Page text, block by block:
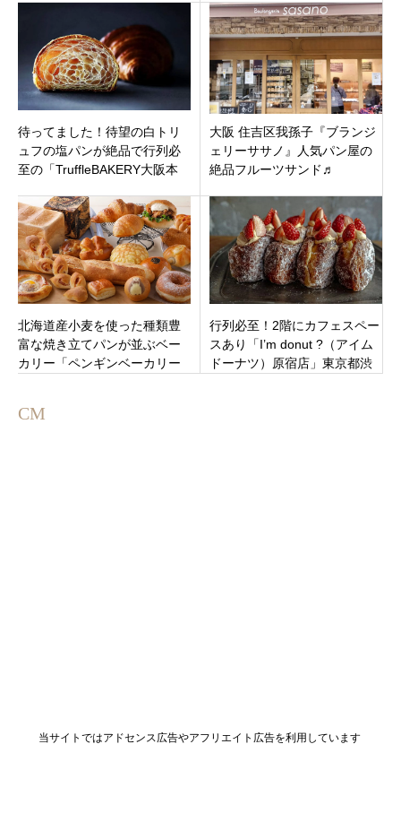
♬
待ってました！待望の白トリ
ュフの塩パンが絶品で行列必
至の「TruffleBAKERY大阪本
ン
大阪 住吉区我孫子『ブランジ
ェリーササノ』人気パン屋の
絶品フルーツサンド♬
北海道産小麦を使った種類豊
富な焼き立てパンが並ぶベー
カリー「ペンギンベーカリー
行列必至！2階にカフェスペー
スあり「I’m donut ?（アイム
ドーナツ）原宿店」東京都渋
CM
当サイトではアドセンス広告やアフリエイト広告を利用しています